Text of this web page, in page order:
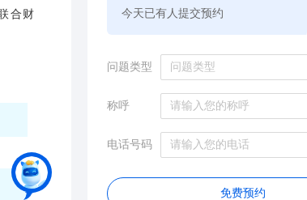
合财
今天已有人提交预约
问题类型 问题类型
称呼
电话号码
免费预约